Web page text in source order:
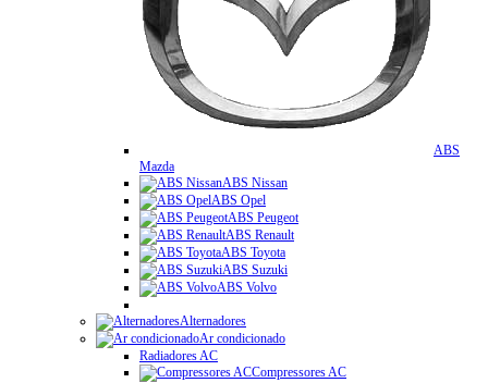
ABS
Mazda
ABS Nissan
ABS Opel
ABS Peugeot
ABS Renault
ABS Toyota
ABS Suzuki
ABS Volvo
Alternadores
Ar condicionado
Radiadores AC
Compressores AC